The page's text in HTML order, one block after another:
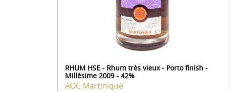
RHUM HSE - Rhum très vieux - Porto finish -
Millésime 2009 - 42%
AOC Martinique